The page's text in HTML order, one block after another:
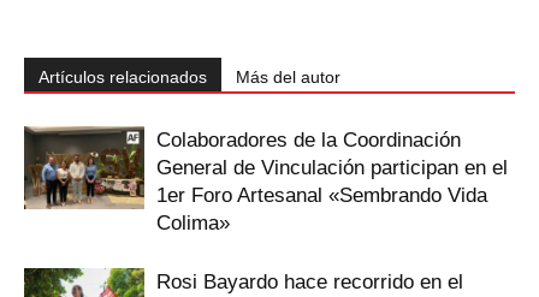
Artículos relacionados Más del autor
Colaboradores de la Coordinación
General de Vinculación participan en el
1er Foro Artesanal «Sembrando Vida
Colima»
Rosi Bayardo hace recorrido en el